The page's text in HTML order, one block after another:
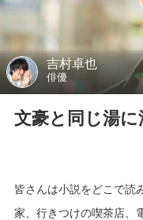
吉村卓也
俳優
文豪と同じ湯に
皆さんは小説をどこで読
家、行きつけの喫茶店、